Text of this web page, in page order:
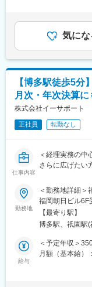
財務経理とし
成長性の高い当
M&Aを手段とす
業継続やサブス
得ない企業成長
まな経験が積
＜キャリアプラ
課長→財務経理
※経験に応じて
ポジションを期
・売上／利益
る
・スキルに応じ
能
■働き方の魅力：
・残業平均15～
・日曜固定休＋
・産休育休取
・企業内保育園
■当社について：
同社では、主に
ます。各通信
に、料金コンサ
月より人財グロ
ーバル人財の活
／年収 650万
円賃金はあく
能性があります
気にな
【博多駅徒歩5分
月次・年次決算
株式会社イーサポート
正社員 転勤なし
仕事内容
＜経理実務の中
さらに広げたい
経営管理部・
ただくポジショ
まずは、日々
次・年次決算業
■ポジションの
◇当社では、イ
勤務地
＜勤務地詳細＞
福岡朝日ビル6F
定める事業所
【最寄り駅】
博多駅、祇園駅
給与
＜予定年収＞
月額（基本給）